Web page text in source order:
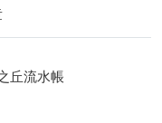
丘流水帳